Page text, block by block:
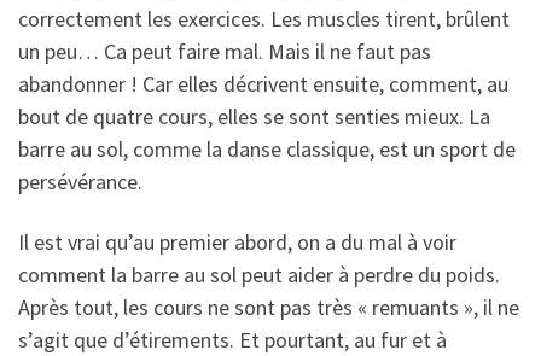
correctement les exercices. Les muscles tirent, brûlent
un peu… Ca peut faire mal. Mais il ne faut pas
abandonner ! Car elles décrivent ensuite, comment, au
bout de quatre cours, elles se sont senties mieux. La
barre au sol, comme la danse classique, est un sport de
persévérance.
Il est vrai qu’au premier abord, on a du mal à voir
comment la barre au sol peut aider à perdre du poids.
Après tout, les cours ne sont pas très « remuants », il ne
s’agit que d’étirements. Et pourtant, au fur et à